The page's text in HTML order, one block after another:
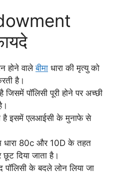
होने वालेबीमा धारा की मृत्यु को
है।
पॉलिसी पूरी होने पर अच्छी
है इसमें एलआईसी के मुनाफे से
80c और 10D के तहत
दिया जाता है।
के बदले लोन लिया जा